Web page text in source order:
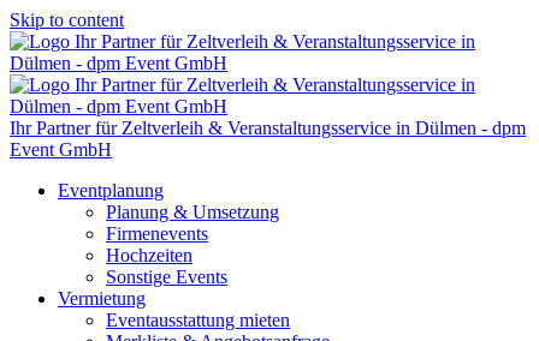
Skip to content
Ihr Partner für Zeltverleih & Veranstaltungsservice in Dülmen - dpm
Event GmbH
Eventplanung
Planung & Umsetzung
Firmenevents
Hochzeiten
Sonstige Events
Vermietung
Eventausstattung mieten